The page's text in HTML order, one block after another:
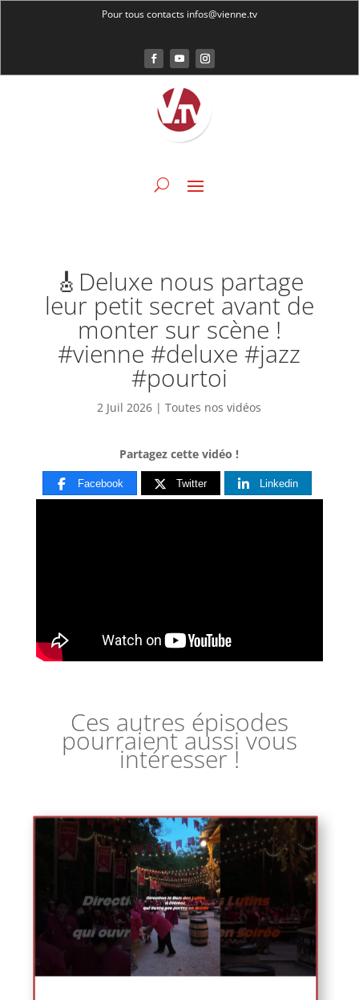
Pour tous contacts infos@vienne.tv
🎸Deluxe nous partage
leur petit secret avant de
monter sur scène !
#vienne #deluxe #jazz
#pourtoi
2 Juil 2026 |Toutes nos vidéos
Partagez cette vidéo !
Facebook Twitter Linkedin
Ces autres épisodes
pourraient aussi vous
intéresser !